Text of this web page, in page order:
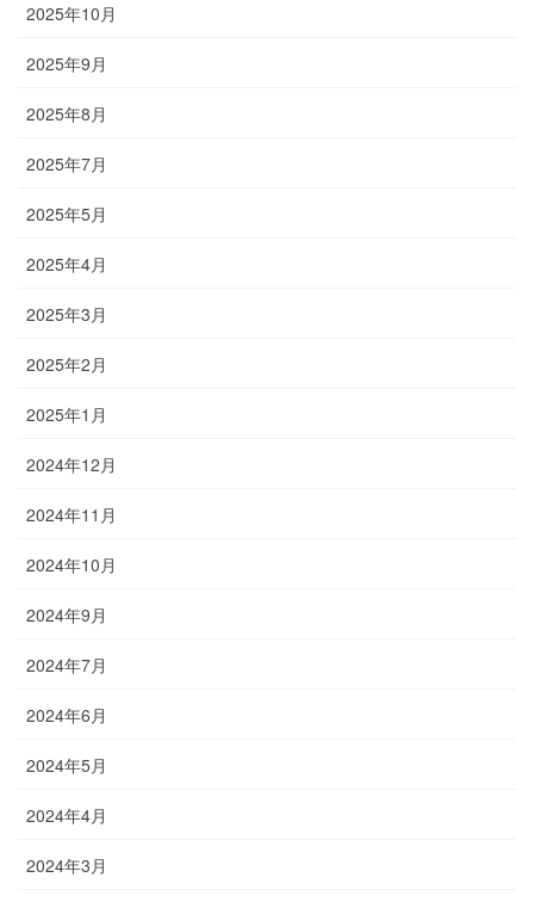
2025年10月
2025年9月
2025年8月
2025年7月
2025年5月
2025年4月
2025年3月
2025年2月
2025年1月
2024年12月
2024年11月
2024年10月
2024年9月
2024年7月
2024年6月
2024年5月
2024年4月
2024年3月